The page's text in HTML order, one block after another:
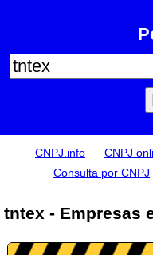
CNPJ.info CNPJ
Consulta por CNPJ
tntex - Empresas